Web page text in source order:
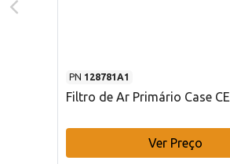
PN 128781A1
Filtro de Ar Primário Case CE
Ver Preço